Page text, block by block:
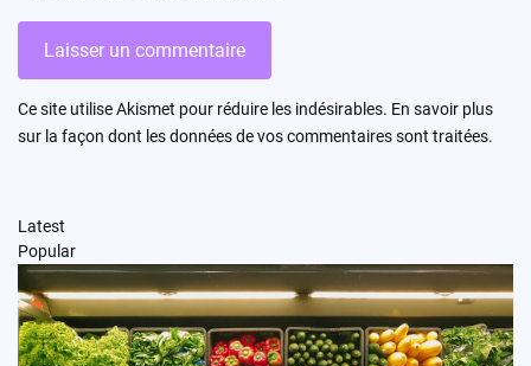
Ce site utilise Akismet pour réduire les indésirables. En savoir plus
sur la façon dont les données de vos commentaires sont traitées.
Latest
Popular